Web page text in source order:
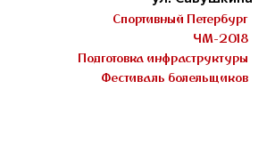
Спортивный Петербург
ЧМ-2018
Подготовка инфраструктуры
Фестиваль болельщиков